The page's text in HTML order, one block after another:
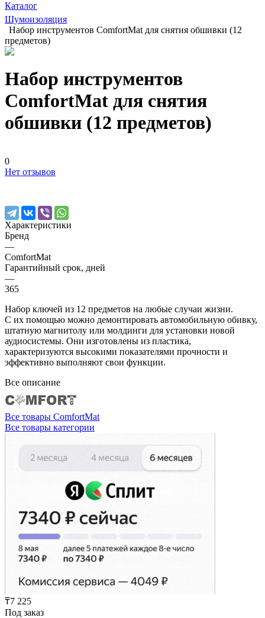
Каталог
Шумоизоляция
Набор инструментов ComfortMat для снятия обшивки (12
предметов)
Набор инструментов
ComfortMat для снятия
обшивки (12 предметов)
0
Нет отзывов
Характеристики
Бренд
—
ComfortMat
Гарантийный срок, дней
—
365
Набор ключей из 12 предметов на любые случаи жизни.
С их помощью можно демонтировать автомобильную обивку,
штатную магнитолу или молдинги для установки новой
аудиосистемы. Они изготовлены из пластика,
характеризуются высокими показателями прочности и
эффективно выполняют свои функции.
Все описание
Все товары ComfortMat
Все товары категории
₸7 225
Под заказ